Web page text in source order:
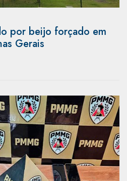
por beijo forçado em
Gerais